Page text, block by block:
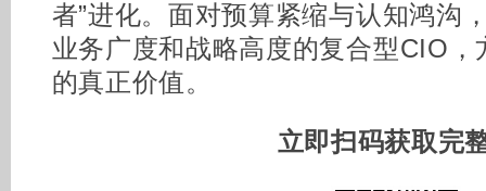
者”进化。面对预算紧缩与认知鸿沟
业务广度和战略高度的复合型CIO
的真正价值。
立即扫码获取完